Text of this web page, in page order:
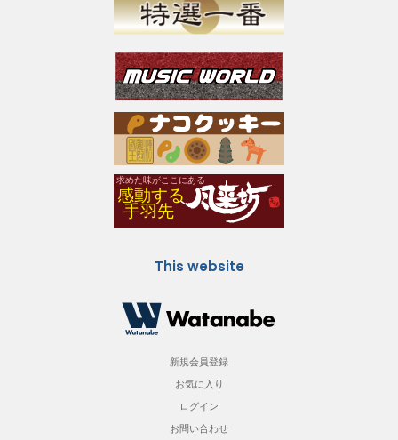
This website
新規会員登録
お気に入り
ログイン
お問い合わせ